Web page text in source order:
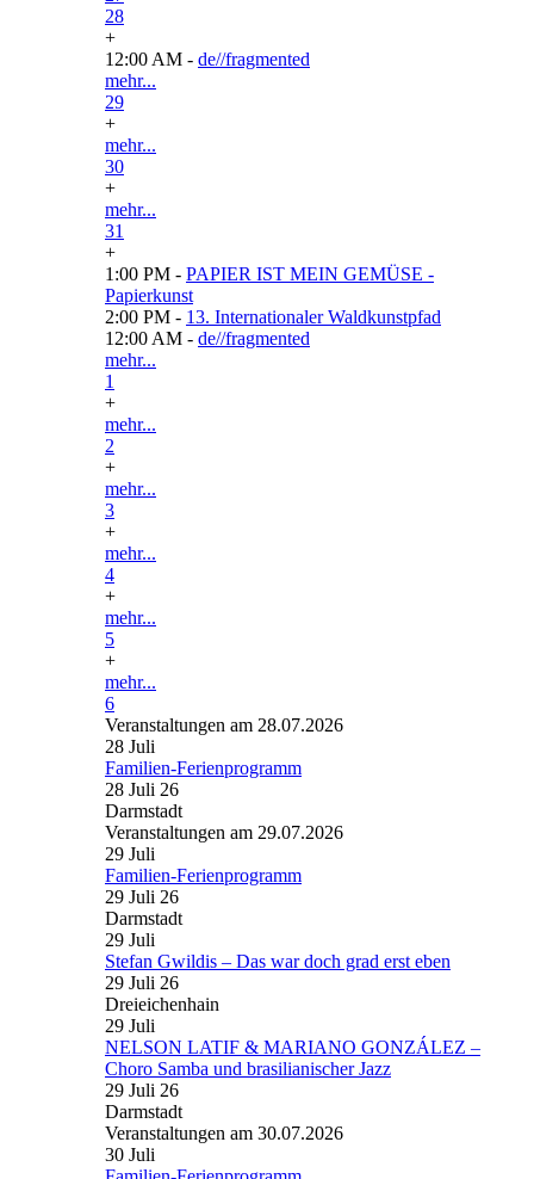
28
+
12:00 AM - de//fragmented
mehr...
29
+
mehr...
30
+
mehr...
31
+
1:00 PM - PAPIER IST MEIN GEMÜSE -
Papierkunst
2:00 PM - 13. Internationaler Waldkunstpfad
12:00 AM - de//fragmented
mehr...
1
+
mehr...
2
+
mehr...
3
+
mehr...
4
+
mehr...
5
+
mehr...
6
Veranstaltungen am 28.07.2026
28 Juli
Familien-Ferienprogramm
28 Juli 26
Darmstadt
Veranstaltungen am 29.07.2026
29 Juli
Familien-Ferienprogramm
29 Juli 26
Darmstadt
29 Juli
Stefan Gwildis – Das war doch grad erst eben
29 Juli 26
Dreieichenhain
29 Juli
NELSON LATIF & MARIANO GONZÁLEZ –
Choro Samba und brasilianischer Jazz
29 Juli 26
Darmstadt
Veranstaltungen am 30.07.2026
30 Juli